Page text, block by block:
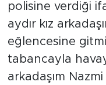
polisine verdiği
aydır kız
eğlencesine
tabancayla
arkadaşım